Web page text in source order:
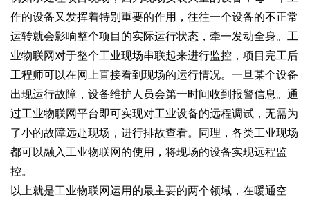
作的设备又发挥着特别重要的作用，往往一个设备的不正常
运转就会影响整个项目的实际运行状态，牵一发动全身。工
业物联网对于整个工业现场串联起来进行监控，项目完工后
工程师可以在网上直接看到现场的运行情况。一旦某个设备
出现运行故障，设备维护人员会第一时间收到报警信息。通
过工业物联网平台即可实现对工业设备的远程调试，无需为
了小的故障远赴现场，进行排故查看。同理，各类工业现场
都可以融入工业物联网的使用，将现场的设备实现远程监
控。
以上就是工业物联网运用的最主要的两个领域，在暖通空